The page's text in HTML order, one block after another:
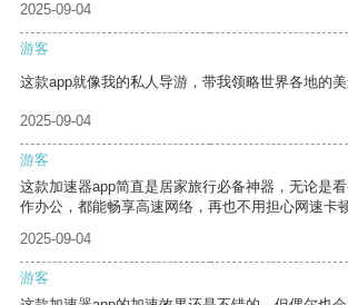
2025-09-04
游客
这款app就像我的私人导游，带我领略世界各地的美
2025-09-04
游客
这款加速器app简直是居家旅行必备神器，无论是
作办公，都能畅享高速网络，再也不用担心网速卡顿
2025-09-04
游客